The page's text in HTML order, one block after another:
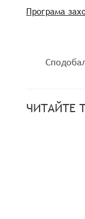
Програма
ЧИТАЙТЕ